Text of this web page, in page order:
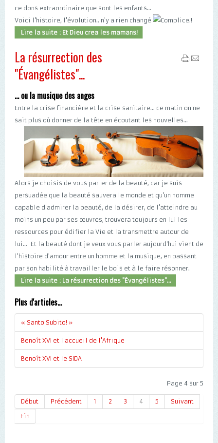
ce dons extraordinaire que sont les enfants...
Voici l'histoire, l'évolution.. n'y a rien changé
!!
Lire la suite : Et Dieu crea les mamans!
La résurrection des
"Évangélistes"...
... ou la musique des anges
Entre la crise financière et la crise sanitaire... ce matin on ne
sait plus où donner de la tête en écoutant les nouvelles...
Alors je choisis de vous parler de la beauté, car je suis
persuadée que la beauté sauvera le monde et qu'un homme
capable d'admirer la beauté, de la désirer, de l'atteindre au
moins un peu par ses œuvres, trouvera toujours en lui les
ressources pour édifier la Vie et la transmettre autour de
lui... Et la beauté dont je veux vous parler aujourd'hui vient de
l'histoire d'amour entre un homme et la musique, en passant
par son habilité à travailler le bois et à le faire résonner.
Lire la suite : La résurrection des "Évangélistes"...
Plus d'articles...
« Santo Subito! »
Benoît XVI et l'accueil de l'Afrique
Benoît XVI et le SIDA
Page 4 sur 5
Début Précédent 1 2 3 4 5
Suivant
Fin